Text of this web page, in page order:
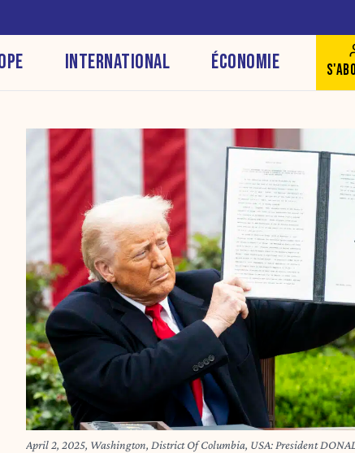
INTERNATIONAL ÉCONOMIE
April 2, 2025, Washington, District Of Columbia, USA: President